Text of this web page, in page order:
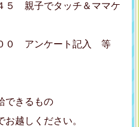
親子でタッチ＆ママケ
アンケート記入 等
きるもの
しください。